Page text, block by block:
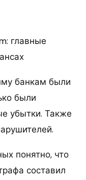
главные
банкам были
были
убытки. Также
понятно, что
составил